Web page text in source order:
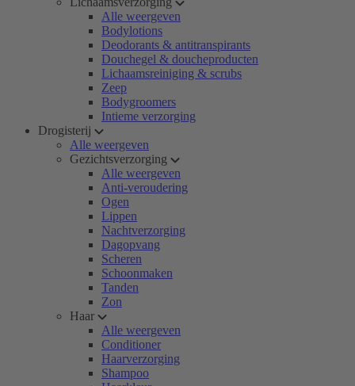
Alle weergeven
Bodylotions
Deodorants & antitranspirants
Douchegel & doucheproducten
Lichaamsreiniging & scrubs
Zeep
Bodygroomers
Intieme verzorging
Drogisterij
Alle weergeven
Gezichtsverzorging
Alle weergeven
Anti-veroudering
Ogen
Lippen
Nachtverzorging
Dagopvang
Scheren
Schoonmaken
Tanden
Zon
Haar
Alle weergeven
Conditioner
Haarverzorging
Shampoo